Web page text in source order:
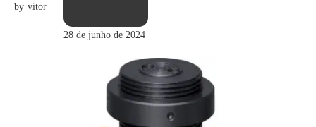
by vitor
28 de junho de 2024